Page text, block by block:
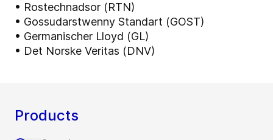
• Rostechnadsor (RTN)
• Gossudarstwenny Standart (GOST)
• Germanischer Lloyd (GL)
• Det Norske Veritas (DNV)
Products